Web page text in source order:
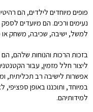
פופים מיוחדים לילדים, הם
נעימים ורכים. הם מיועדים
למשל, ישיבה, שכיבה, משחק או
בזכות הרכות והנוחות שלהם,
ליצור חלל מזמין, עבור
אפשרות לישיבה רב תכליתית,
במיוחד, ותוכננו באופן
למידותיהם.